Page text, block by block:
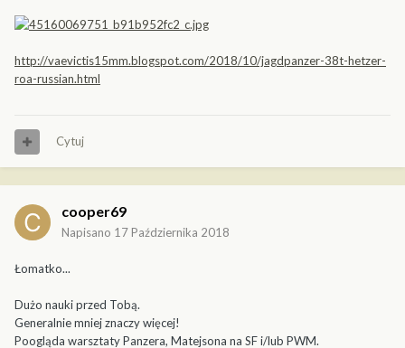
http://vaevictis15mm.blogspot.com/2018/10/jagdpanzer-38t-hetzer-
roa-russian.html
Cytuj
cooper69
Napisano 17 Października 2018
Łomatko...
Dużo nauki przed Tobą.
Generalnie mniej znaczy więcej!
Poogląda warsztaty Panzera, Matejsona na SF i/lub PWM.